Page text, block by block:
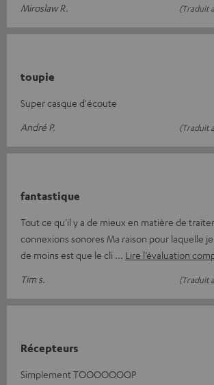
Miroslaw R.
(Traduit
toupie
Super casque d'écoute
André P.
(Traduit
fantastique
Tout ce qu'il y a de mieux en matière de
connexions sonores Ma raison pour laquelle
de moins est que le cli
Lire l’évaluation
Tim s.
(Traduit
Récepteurs
Simplement TOOOOOOOP